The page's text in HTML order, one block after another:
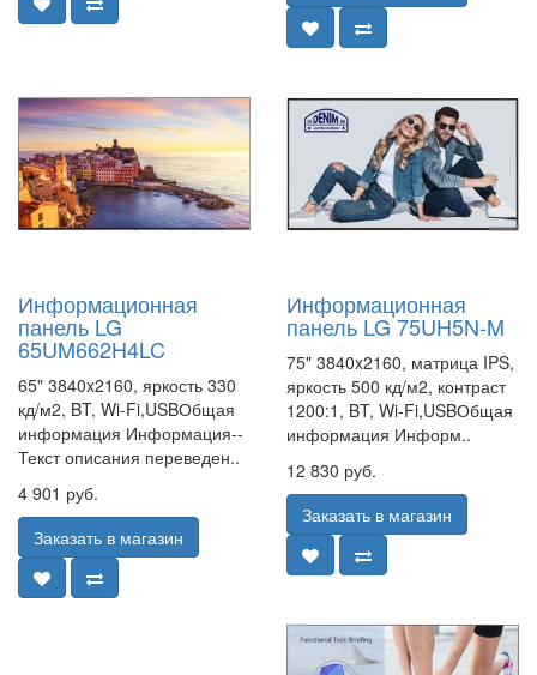
Информационная
панель LG
65UM662H4LC
65" 3840x2160, яркость 330
кд/м2, BT, Wi-Fi,USBОбщая
информация Информация--
Текст описания переведен..
4 901 руб.
Заказать в магазин
Информационная
панель LG 75UH5N-M
75" 3840x2160, матрица IPS,
яркость 500 кд/м2, контраст
1200:1, BT, Wi-Fi,USBОбщая
информация Информ..
12 830 руб.
Заказать в магазин